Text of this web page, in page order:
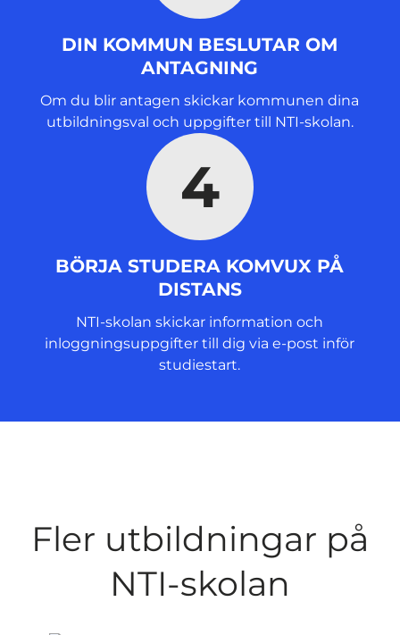
DIN KOMMUN BESLUTAR OM
ANTAGNING
Om du blir antagen skickar kommunen dina
utbildningsval och uppgifter till NTI-skolan.
4
BÖRJA STUDERA KOMVUX PÅ
DISTANS
NTI-skolan skickar information och
inloggningsuppgifter till dig via e-post inför
studiestart.
Fler utbildningar på
NTI-skolan